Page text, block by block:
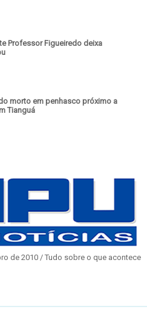
Professor Figueiredo deixa
morto em penhasco próximo a
Tianguá
de 2010 / Tudo sobre o que acontece